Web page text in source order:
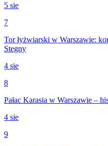
5 sie
7
Tor łyżwiarski w Warszawie:
Stegny
4 sie
8
Pałac Karasia w Warszawie –
4 sie
9